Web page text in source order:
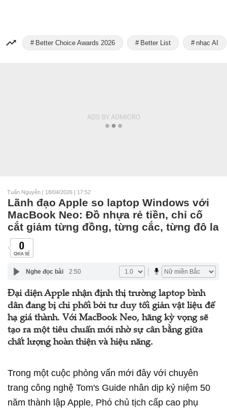
Better Choice Awards 2026 Better List nhạc AI
Tuấn Nguyễn | 18/04/2026 | 17:52
Lãnh đạo Apple so laptop Windows với
MacBook Neo: Đồ nhựa rẻ tiền, chỉ cố
cắt giảm từng đồng, từng cắc, từng đô la
0
CHIA SẺ
Nghe đọc bài 2:50
Đại diện Apple nhận định thị trường laptop bình
dân đang bị chi phối bởi tư duy tối giản vật liệu để
hạ giá thành. Với MacBook Neo, hãng kỳ vọng sẽ
tạo ra một tiêu chuẩn mới nhờ sự cân bằng giữa
chất lượng hoàn thiện và hiệu năng.
Trong một cuộc phỏng vấn mới đây với chuyên
trang công nghệ Tom's Guide nhân dịp kỷ niệm 50
năm thành lập Apple, Phó chủ tịch cấp cao phụ